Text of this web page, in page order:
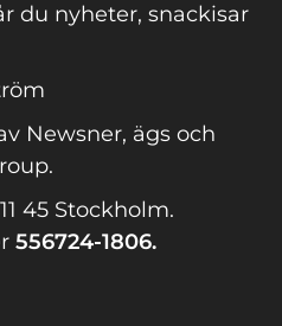
du nyheter, snackisar
Newsner, ägs och
45 Stockholm.
556724-1806.